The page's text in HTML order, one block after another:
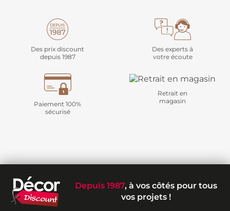
Des prix discount
depuis 1987
Des experts à
votre écoute
Paiement 100%
sécurisé
Retrait en
magasin
Depuis 1987, à vos côtés pour tous
vos projets !